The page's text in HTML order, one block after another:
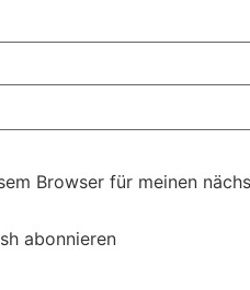
Browser für meinen
abonnieren